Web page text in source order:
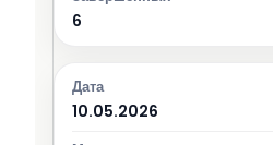
6
10.05.2026